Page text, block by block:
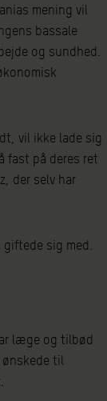
mening vil
bassale
og sundhed.
vil ikke lade sig
fast på deres ret
der selv har
sig med.
læge og tilbød
til